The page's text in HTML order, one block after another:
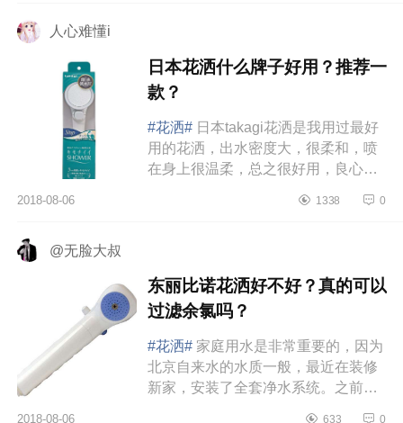
人心难懂i
日本花洒什么牌子好用？推荐一
款？
#花洒# 日本takagi花洒是我用过最好
用的花洒，出水密度大，很柔和，喷
在身上很温柔，总之很好用，良心推
的是家中必备款。我买的是绿色...
2018-08-06 1338 0
@无脸大叔
东丽比诺花洒好不好？真的可以
过滤余氯吗？
#花洒# 家庭用水是非常重要的，因为
北京自来水的水质一般，最近在装修
新家，安装了全套净水系统。之前看
2018-08-06 633 0